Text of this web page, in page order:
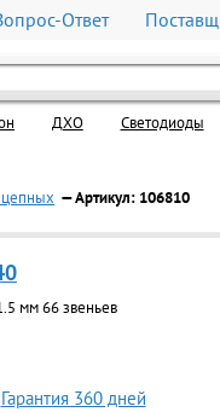
Ответ
ДХО Светодиоды
— Артикул: 106810
мм 66 звеньев
Гарантия 360 дней